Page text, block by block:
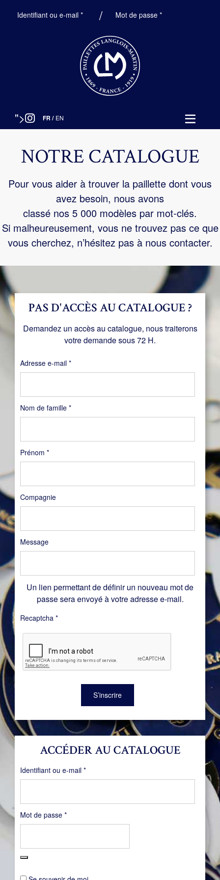
Identifiant ou e-mail *ObligatoireMot de passe*Obligatoire
"> FR / EN
NOTRE CATALOGUE
Pour vous aider à trouver la paillette dont vous
avez besoin, nous avons
classé nos 5 000 modèles par mot-clés.
Si malheureusement, vous ne trouvez pas ce que
vous cherchez, n’hésitez pas à nous contacter.
ACCÉDER AU CATALOGUE
Identifiant ou e-mail *Obligatoire
Mot de passe *Obligatoire
Nom de famille *
Prénom *
Compagnie
Message
PAS D'ACCÈS AU CATALOGUE ?
Demandez un accès au catalogue, nous traiterons
votre demande sous 72 H.
Adresse e-mail *Obligatoire
Un lien permettant de définir un nouveau mot de
passe sera envoyé à votre adresse e-mail.
Recaptcha *
S’inscrire